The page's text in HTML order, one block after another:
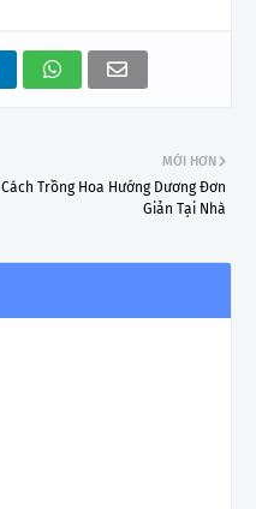
MỚI HƠN
Cách Trồng Hoa Hướng Dương Đơn
Giản Tại Nhà